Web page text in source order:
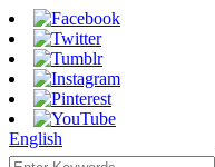
English